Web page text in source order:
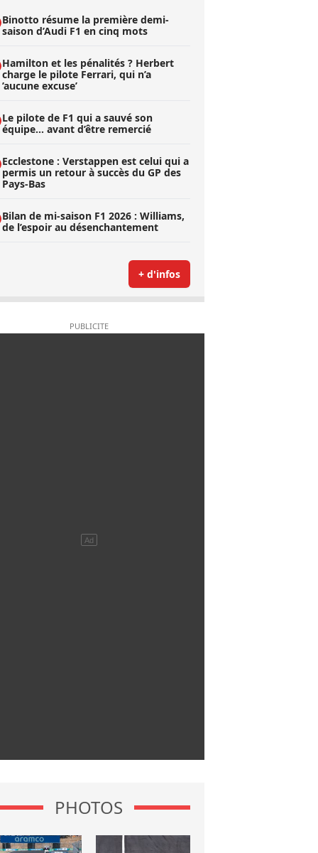
Binotto résume la première demi-
saison d’Audi F1 en cinq mots
Hamilton et les pénalités ? Herbert
charge le pilote Ferrari, qui n’a
’aucune excuse’
Le pilote de F1 qui a sauvé son
équipe… avant d’être remercié
Ecclestone : Verstappen est celui qui a
permis un retour à succès du GP des
Pays-Bas
Bilan de mi-saison F1 2026 : Williams,
de l’espoir au désenchantement
+ d'infos
PHOTOS